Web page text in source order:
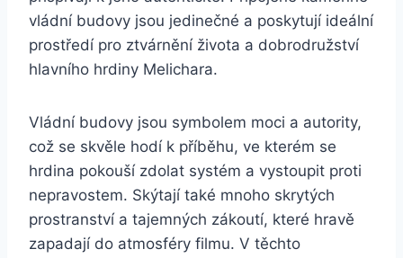
vládní budovy​ jsou jedinečné a poskytují⁢ ideální
⁣prostředí pro ztvárnění života a dobrodružství
hlavního hrdiny Melichara.
Vládní budovy‍ jsou symbolem moci a autority,
což se skvěle hodí k příběhu, ve kterém se
hrdina pokouší⁤ zdolat systém ‌a ⁣vystoupit proti
nepravostem. Skýtají také mnoho⁤ skrytých
prostranství a tajemných ⁢zákoutí,​ které hravě
zapadají do atmosféry filmu. V⁤ těchto